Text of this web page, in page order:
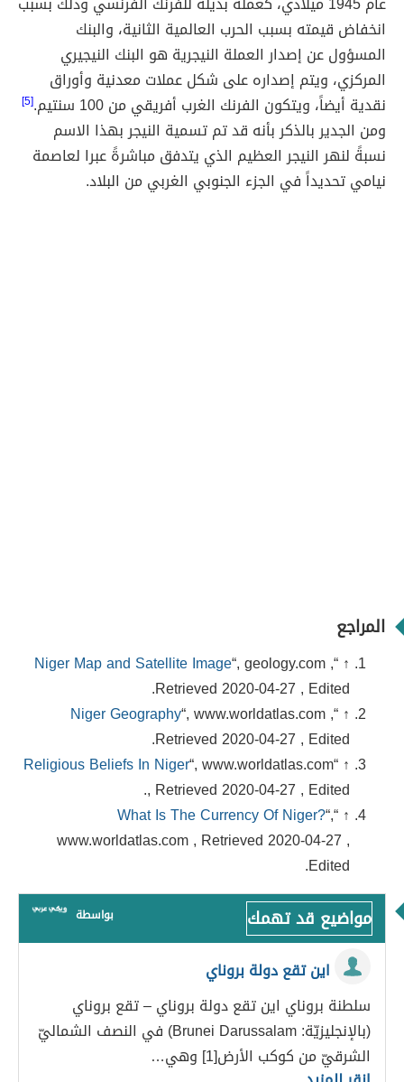
انخفاض قيمته بسبب الحرب العالمية الثانية، والبنك
المسؤول عن إصدار العملة النيجرية هو البنك النيجيري
المركزي، ويتم إصداره على شكل عملات معدنية وأوراق
نقدية أيضاً، ويتكون الفرنك الغرب أفريقي من 100 سنتيم.
[5]
ومن الجدير بالذكر بأنه قد تم تسمية النيجر بهذا الاسم
نسبةً لنهر النيجر العظيم الذي يتدفق مباشرةً عبرا لعاصمة
نيامي تحديداً في الجزء الجنوبي الغربي من البلاد.
المراجع
↑ “
Niger Map and Satellite Image“, geology.com ,
Retrieved 2020-04-27 , Edited.
↑ “
Niger Geography“, www.worldatlas.com ,
Retrieved 2020-04-27 , Edited.
↑ “
Religious Beliefs In Niger“, www.worldatlas.com
, Retrieved 2020-04-27 , Edited.
↑ “
What Is The Currency Of Niger?“,
www.worldatlas.com , Retrieved 2020-04-27 ,
Edited.
مواضيع قد تهمك بواسطة
اين تقع دولة بروناي
سلطنة بروناي اين تقع دولة بروناي – تقع بروناي
(بالإنجليزيّة: Brunei Darussalam) في النصف الشماليّ
الشرقيّ من كوكب الأرض[1] وهي…